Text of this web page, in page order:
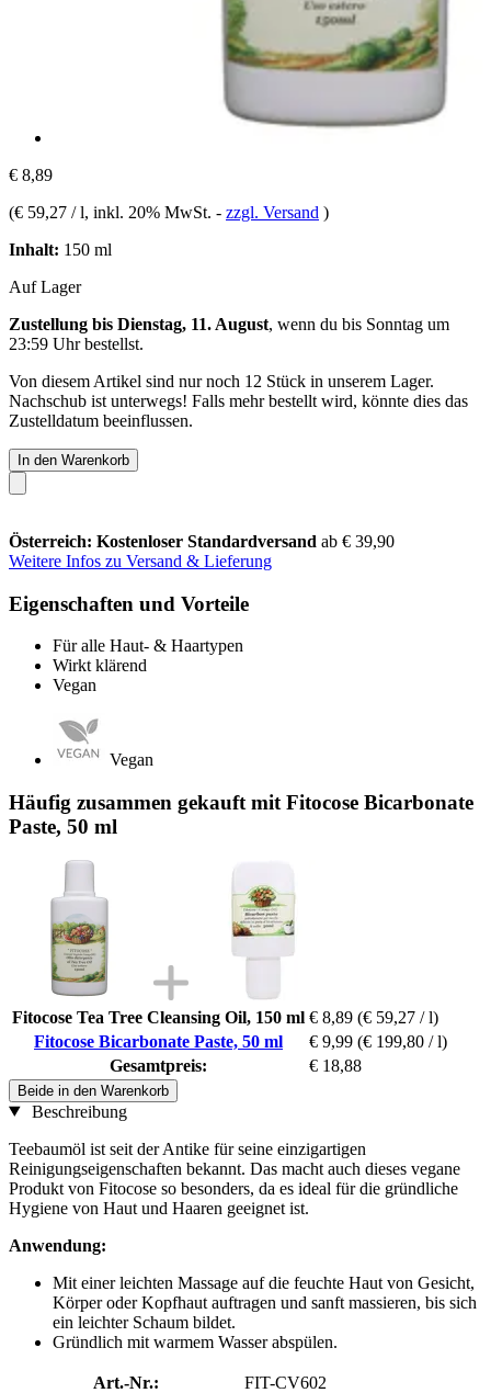
€ 8,89
(€ 59,27 / l, inkl. 20% MwSt. - zzgl. Versand )
Inhalt: 150 ml
Auf Lager
Zustellung bis Dienstag, 11. August, wenn du bis Sonntag um
23:59 Uhrbestellst.
Von diesem Artikel sind nur noch 12 Stück in unserem Lager.
Nachschub ist unterwegs! Falls mehr bestellt wird, könnte dies das
Zustelldatum beeinflussen.
In den Warenkorb
Österreich: Kostenloser Standardversand ab € 39,90
Weitere Infos zu Versand & Lieferung
Eigenschaften und Vorteile
Für alle Haut- & Haartypen
Wirkt klärend
Vegan
Vegan
Häufig zusammen gekauft mit Fitocose Bicarbonate
Paste, 50 ml
Fitocose Tea Tree Cleansing Oil, 150 ml € 8,89 (€ 59,27 / l)
Fitocose Bicarbonate Paste, 50 ml
€ 9,99 (€ 199,80 / l)
Gesamtpreis:
€ 18,88
Beide in den Warenkorb
Beschreibung
Teebaumöl ist seit der Antike für seine einzigartigen
Reinigungseigenschaften bekannt. Das macht auch dieses vegane
Produkt von Fitocose so besonders, da es ideal für die gründliche
Hygiene von Haut und Haaren geeignet ist.
Anwendung:
Mit einer leichten Massage auf die feuchte Haut von Gesicht,
Körper oder Kopfhaut auftragen und sanft massieren, bis sich
ein leichter Schaum bildet.
Gründlich mit warmem Wasser abspülen.
Art.-Nr.:
FIT-CV602